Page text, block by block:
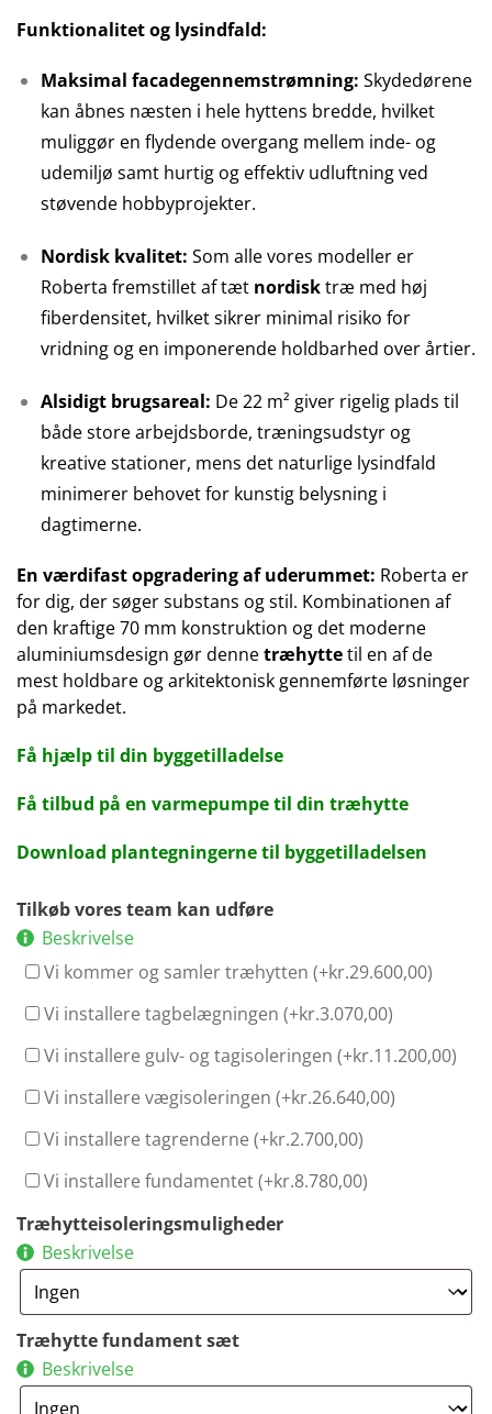
Funktionalitet og lysindfald:
Maksimal facadegennemstrømning: Skydedørene
kan åbnes næsten i hele hyttens bredde, hvilket
muliggør en flydende overgang mellem inde- og
udemiljø samt hurtig og effektiv udluftning ved
støvende hobbyprojekter.
Nordisk kvalitet: Som alle vores modeller er
Roberta fremstillet af tæt nordisktræ med høj
fiberdensitet, hvilket sikrer minimal risiko for
vridning og en imponerende holdbarhed over årtier.
Alsidigt brugsareal: De 22 m² giver rigelig plads til
både store arbejdsborde, træningsudstyr og
kreative stationer, mens det naturlige lysindfald
minimerer behovet for kunstig belysning i
dagtimerne.
En værdifast opgradering af uderummet: Roberta er
for dig, der søger substans og stil. Kombinationen af
den kraftige 70 mm konstruktion og det moderne
aluminiumsdesign gør dennetræhyttetil en af de
mest holdbare og arkitektonisk gennemførte løsninger
på markedet.
Få hjælp til din byggetilladelse
Få tilbud på en varmepumpe til din træhytte
Download plantegningerne til byggetilladelsen
Tilkøb vores team kan udføre
Beskrivelse
Vi kommer og samler træhytten (+kr.29.600,00)
Vi installere tagbelægningen (+kr.3.070,00)
Vi installere gulv- og tagisoleringen (+kr.11.200,00)
Vi installere vægisoleringen (+kr.26.640,00)
Vi installere tagrenderne (+kr.2.700,00)
Vi installere fundamentet (+kr.8.780,00)
Træhytteisoleringsmuligheder
Beskrivelse
Træhytte fundament sæt
Beskrivelse